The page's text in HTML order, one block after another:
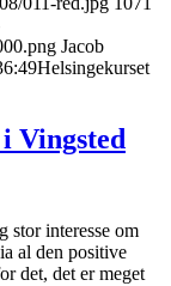
Jacob
Helsingekurset
Vingsted
stor interesse om
al den positive
det, det er meget